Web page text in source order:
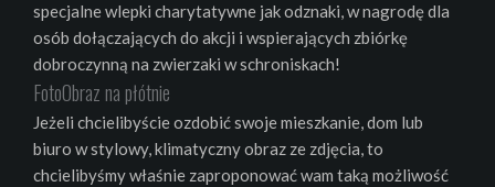
specjalne wlepki charytatywne jak odznaki, w nagrodę dla
osób dołączających do akcji i wspierających zbiórkę
dobroczynną na zwierzaki w schroniskach!
FotoObraz na płótnie
Jeżeli chcielibyście ozdobić swoje mieszkanie, dom lub
biuro w stylowy, klimatyczny obraz ze zdjęcia, to
chcielibyśmy właśnie zaproponować wam taką możliwość